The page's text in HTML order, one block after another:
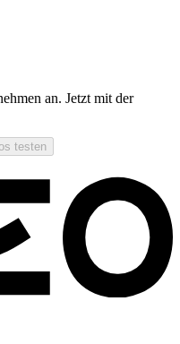
an. Jetzt mit der
testen